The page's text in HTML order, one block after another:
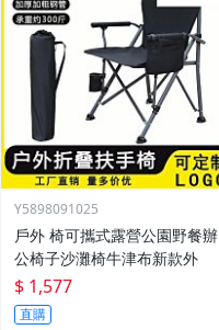
Y5898091025
戶外 椅可攜式露營公園野餐辦
公椅子沙灘椅牛津布新款外
$ 1,577
直購